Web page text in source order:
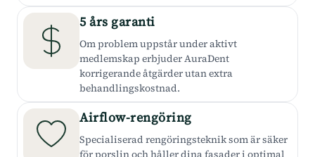
5 års garanti
Om problem uppstår under aktivt
medlemskap erbjuder AuraDent
korrigerande åtgärder utan extra
behandlingskostnad.
Airflow-rengöring
Specialiserad rengöringsteknik som är säker
för porslin och håller dina fasader i optimal